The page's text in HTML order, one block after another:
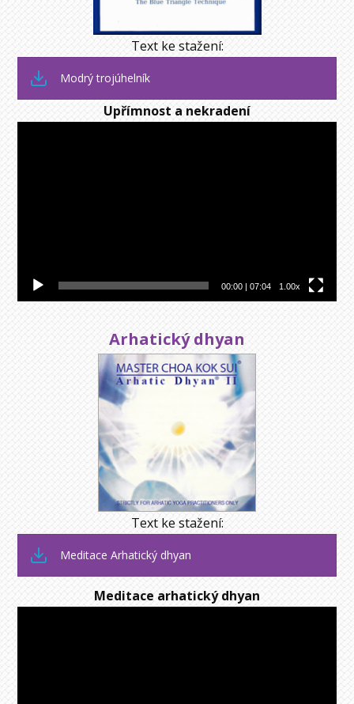
Text ke stažení:
Modrý trojúhelník
Upřímnost a nekradení
00:00| 07:04 1.00x
Arhatický dhyan
Text ke stažení:
Meditace Arhatický dhyan
Meditace arhatický dhyan